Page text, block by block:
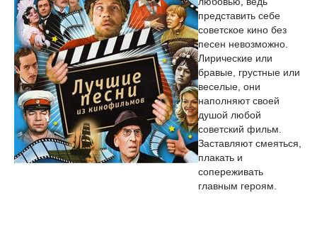
представить себе
советское кино без
песен невозможно.
Лирические или
бравые, грустные или
веселые, они
наполняют своей
душой любой
советский фильм.
Заставляют смеяться,
плакать и
сопереживать
главным героям.